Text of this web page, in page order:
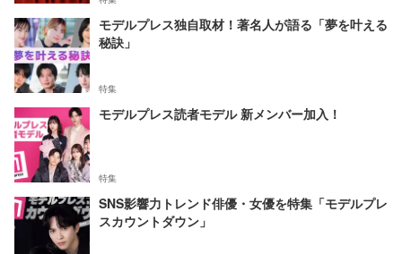
モデルプレス独自取材！著名人が語る「夢を叶える
秘訣」
特集
モデルプレス読者モデル 新メンバー加入！
特集
SNS影響力トレンド俳優・女優を特集「モデルプレ
スカウントダウン」